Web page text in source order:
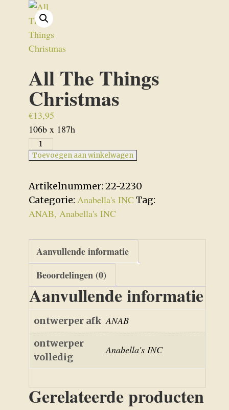
All The Things
Christmas
€13,95
106b x 187h
All
The
Christmas
aantal
Toevoegen aan winkelwagen
Artikelnummer: 22-2230
Categorie: Anabella's INC Tag:
ANAB, Anabella's INC
Aanvullende informatie
Beoordelingen (0)
Aanvullende informatie
ontwerper afk ANAB
ontwerper
volledig
Anabella's INC
Gerelateerde producten